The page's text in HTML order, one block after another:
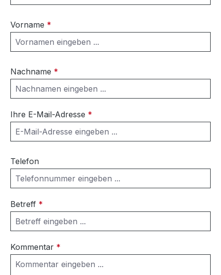
Vorname *
Nachname *
Ihre E-Mail-Adresse *
Telefon
Betreff *
Kommentar *